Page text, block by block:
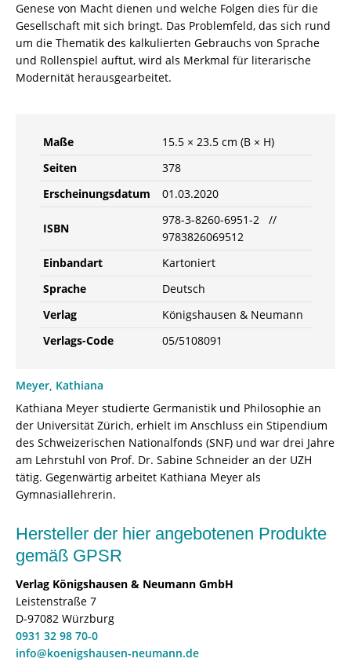
Genese von Macht dienen und welche Folgen dies für die
Gesellschaft mit sich bringt. Das Problemfeld, das sich rund
um die Thematik des kalkulierten Gebrauchs von Sprache
und Rollenspiel auftut, wird als Merkmal für literarische
Modernität herausgearbeitet.
Maße
15.5 × 23.5 cm (B × H)
Seiten
378
Erscheinungsdatum
01.03.2020
ISBN
978-3-8260-6951-2 //
9783826069512
Einbandart
Kartoniert
Sprache
Deutsch
Verlag
Königshausen & Neumann
Verlags-Code
05/5108091
Meyer, Kathiana
Kathiana Meyer studierte Germanistik und Philosophie an
der Universität Zürich, erhielt im Anschluss ein Stipendium
des Schweizerischen Nationalfonds (SNF) und war drei Jahre
am Lehrstuhl von Prof. Dr. Sabine Schneider an der UZH
tätig. Gegenwärtig arbeitet Kathiana Meyer als
Gymnasiallehrerin.
Hersteller der hier angebotenen Produkte
gemäß GPSR
Verlag Königshausen & Neumann GmbH
Leistenstraße 7
D-97082 Würzburg
0931 32 98 70-0
info@koenigshausen-neumann.de